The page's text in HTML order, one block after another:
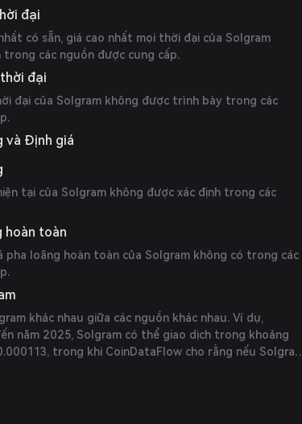
đại
có sẵn, giá cao nhất mọi thời đại của Solgram
trong các nguồn được cung cấp.
đại
đại của Solgram không được trình bày trong các
và Định giá
tại của Solgram không được xác định trong các
hoàn toàn
pha loãng hoàn toàn của Solgram không có trong các
khác nhau giữa các nguồn khác nhau. Ví dụ,
năm 2025, Solgram có thể giao dịch trong khoảng
trong khi CoinDataFlow cho rằng nếu
trung bình hàng năm trước đó của Bitcoin, nó có
nên được xem xét thận trọng.